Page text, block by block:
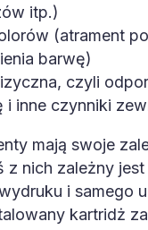
itp.)
(atrament
barwę)
czyli
i inne czynniki
mają swoje
z nich zależny jest
i samego
kartridż